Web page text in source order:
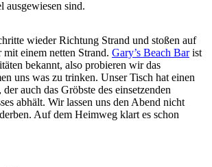
ausgewiesen sind.
wieder Richtung Strand und stoßen auf
einem netten Strand. Gary’s Beach Barist
bekannt, also probieren wir das
uns was zu trinken. Unser Tisch hat einen
auch das Gröbste des einsetzenden
abhält. Wir lassen uns den Abend nicht
Auf dem Heimweg klart es schon